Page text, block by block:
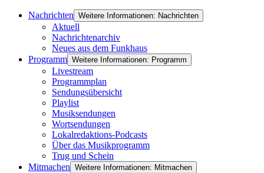
Nachrichten Weitere Informationen: Nachrichten
Aktuell
Nachrichtenarchiv
Neues aus dem Funkhaus
Programm Weitere Informationen: Programm
Livestream
Programmplan
Sendungsübersicht
Playlist
Musiksendungen
Wortsendungen
Lokalredaktions-Podcasts
Über das Musikprogramm
Trug und Schein
Mitmachen Weitere Informationen: Mitmachen